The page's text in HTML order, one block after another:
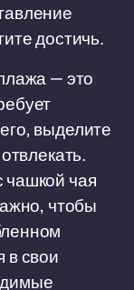
достичь.
— это
выделите
чашкой чая
чтобы
в свои